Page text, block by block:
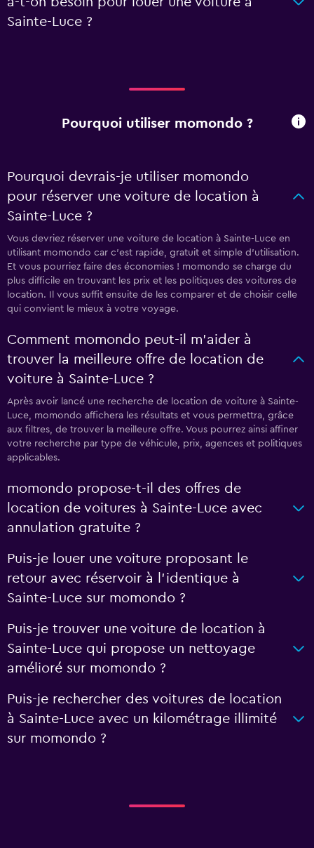
Sainte-Luce ?
Pourquoi utiliser momondo ?
Pourquoi devrais-je utiliser momondo
pour réserver une voiture de location à
Sainte-Luce ?
Vous devriez réserver une voiture de location à Sainte-Luce en
utilisant momondo car c'est rapide, gratuit et simple d'utilisation.
Et vous pourriez faire des économies ! momondo se charge du
plus difficile en trouvant les prix et les politiques des voitures de
location. Il vous suffit ensuite de les comparer et de choisir celle
qui convient le mieux à votre voyage.
Comment momondo peut-il m’aider à
trouver la meilleure offre de location de
voiture à Sainte-Luce ?
Après avoir lancé une recherche de location de voiture à Sainte-
Luce, momondo affichera les résultats et vous permettra, grâce
aux filtres, de trouver la meilleure offre. Vous pourrez ainsi affiner
votre recherche par type de véhicule, prix, agences et politiques
applicables.
momondo propose-t-il des offres de
location de voitures à Sainte-Luce avec
annulation gratuite ?
Puis-je louer une voiture proposant le
retour avec réservoir à l’identique à
Sainte-Luce sur momondo ?
Puis-je trouver une voiture de location à
Sainte-Luce qui propose un nettoyage
amélioré sur momondo ?
Puis-je rechercher des voitures de location
à Sainte-Luce avec un kilométrage illimité
sur momondo ?